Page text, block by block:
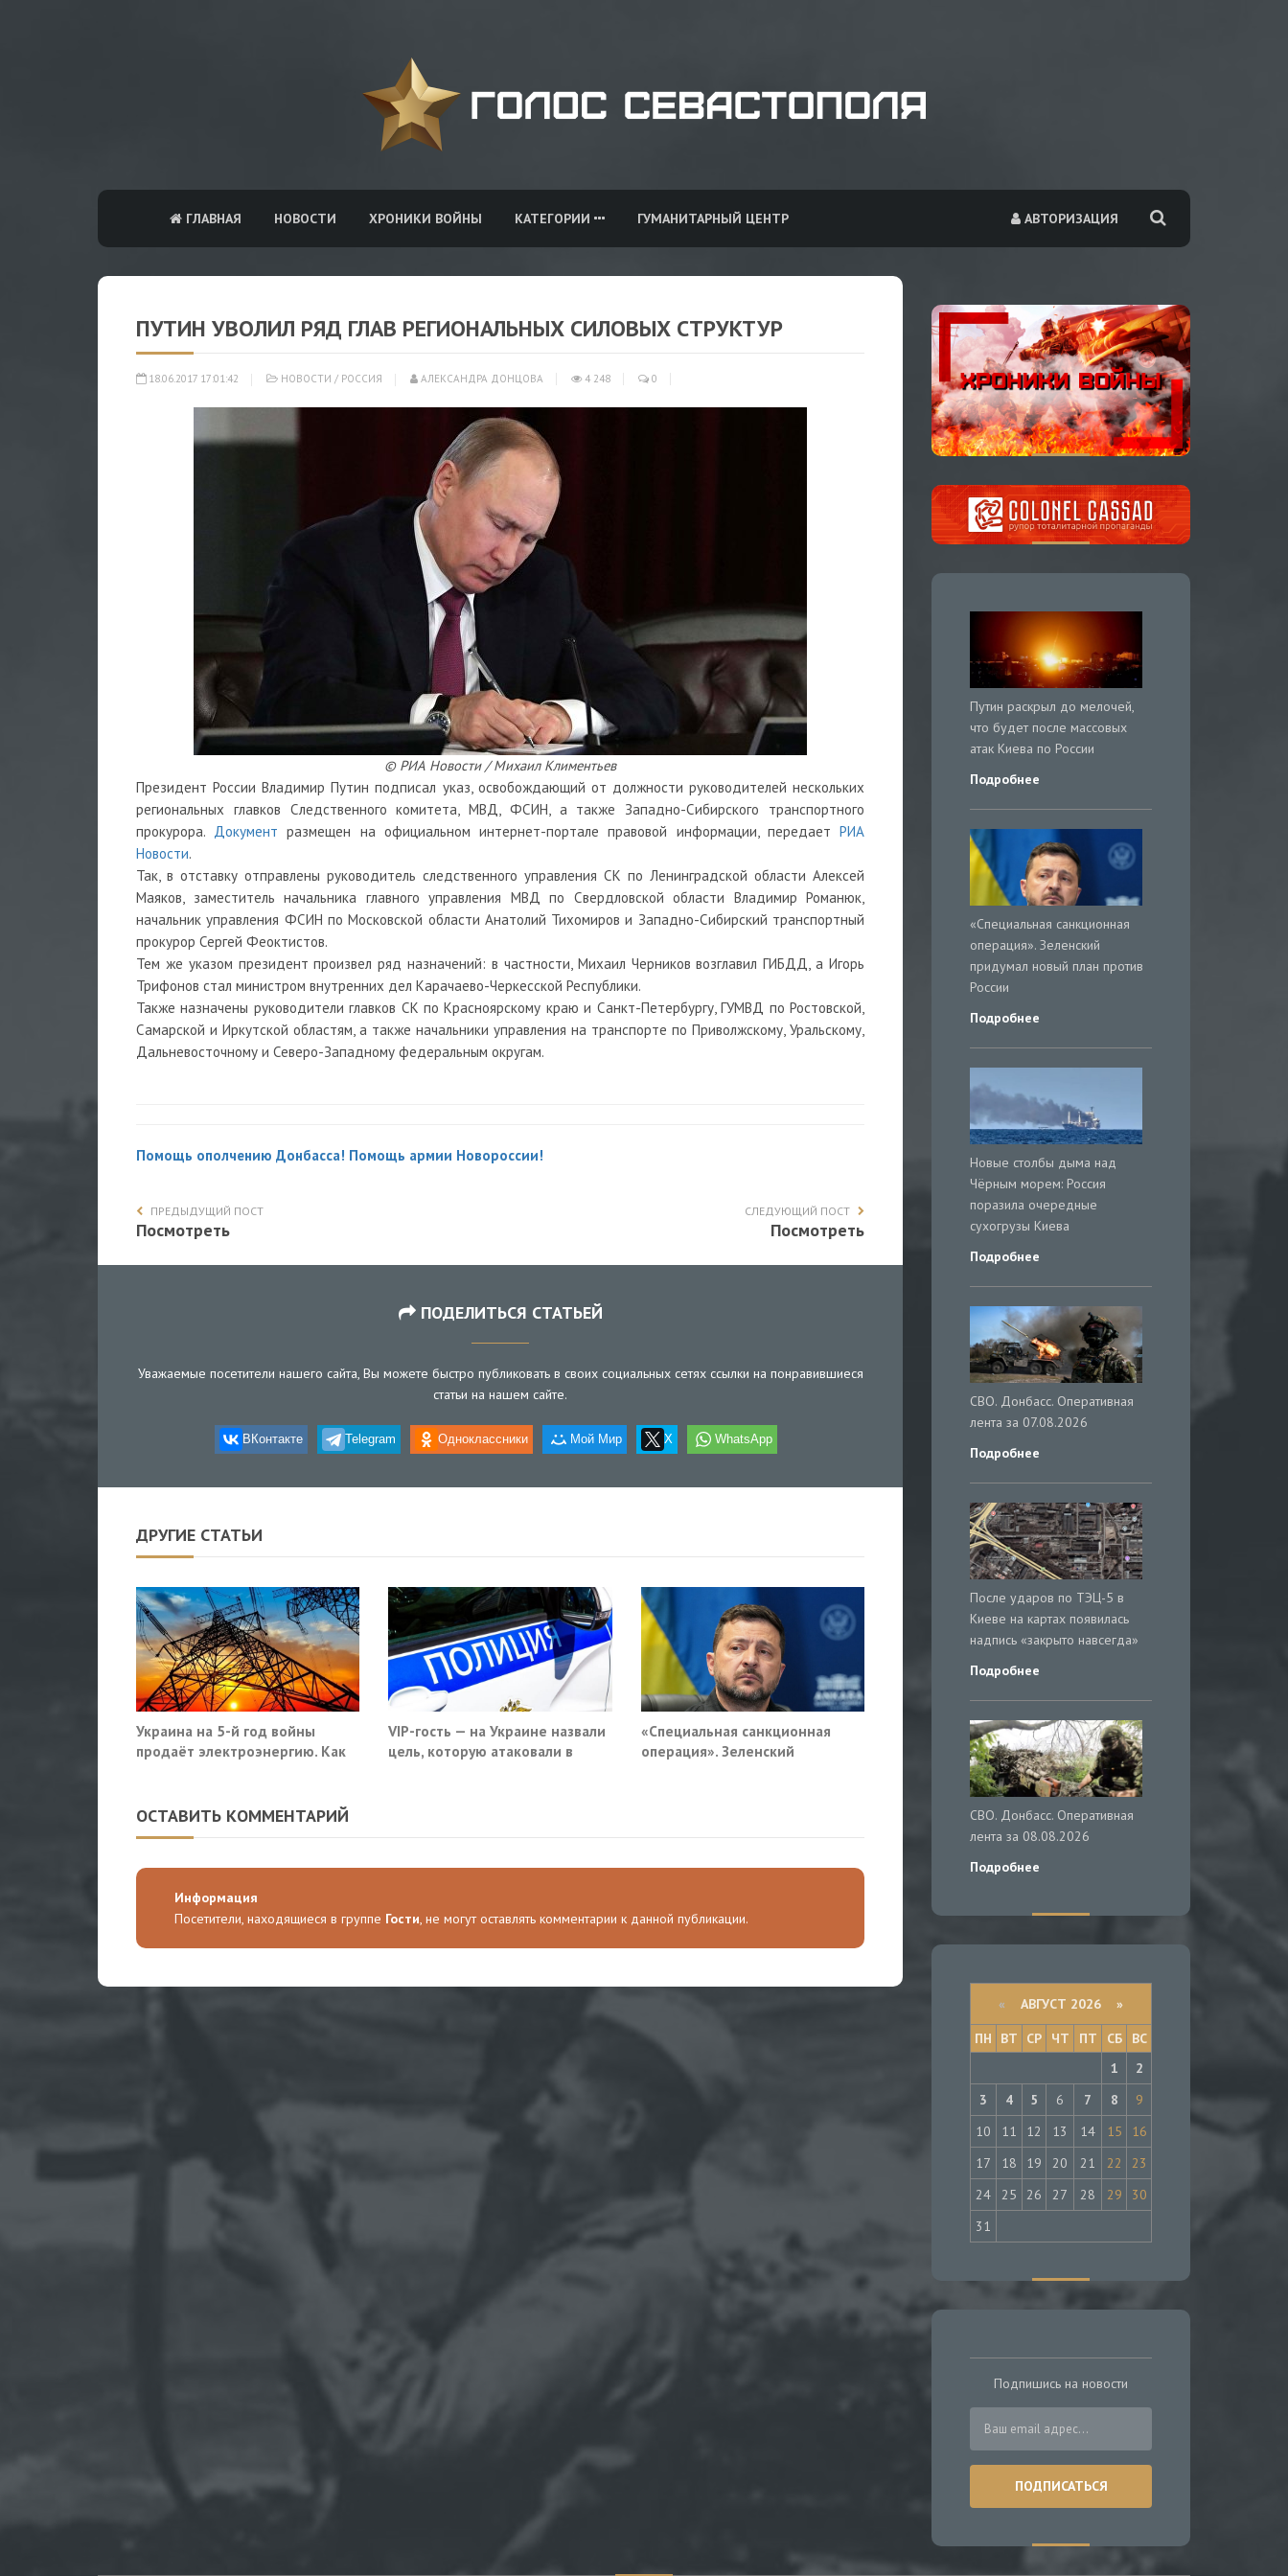
АВТОРИЗАЦИЯ
ГЛАВНАЯ НОВОСТИ ХРОНИКИ ВОЙНЫ КАТЕГОРИИ ГУМАНИТАРНЫЙ ЦЕНТР
ПУТИН УВОЛИЛ РЯД ГЛАВ РЕГИОНАЛЬНЫХ СИЛОВЫХ СТРУКТУР
18.06.2017 17:01:42 НОВОСТИ / РОССИЯ АЛЕКСАНДРА ДОНЦОВА 4 248 0
© РИА Новости / Михаил Климентьев
Президент России Владимир Путин подписал указ, освобождающий от должности руководителей нескольких
региональных главков Следственного комитета, МВД, ФСИН, а также Западно-Сибирского транспортного
прокурора. Документ размещен на официальном интернет-портале правовой информации, передаетРИА
Новости.
Так, в отставку отправлены руководитель следственного управления СК по Ленинградской области Алексей
Маяков, заместитель начальника главного управления МВД по Свердловской области Владимир Романюк,
начальник управления ФСИН по Московской области Анатолий Тихомиров и Западно-Сибирский транспортный
прокурор Сергей Феоктистов.
Тем же указом президент произвел ряд назначений: в частности, Михаил Черников возглавил ГИБДД, а Игорь
Трифонов стал министром внутренних дел Карачаево-Черкесской Республики.
Также назначены руководители главков СК по Красноярскому краю и Санкт-Петербургу, ГУМВД по Ростовской,
Самарской и Иркутской областям, а также начальники управления на транспорте по Приволжскому, Уральскому,
Дальневосточному и Северо-Западному федеральным округам.
Помощь ополчению Донбасса! Помощь армии Новороссии!
ПРЕДЫДУЩИЙ ПОСТ
Посмотреть
СЛЕДУЮЩИЙ ПОСТ
Посмотреть
ПОДЕЛИТЬСЯ СТАТЬЕЙ
Уважаемые посетители нашего сайта, Вы можете быстро публиковать в своих социальных сетях ссылки на понравившиеся
статьи на нашем сайте.
ВКонтакте Telegram Одноклассники Мой Мир X WhatsApp
ДРУГИЕ СТАТЬИ
Украина на 5-й год войны
продаёт электроэнергию. Как
VIP-гость — на Украине назвали
цель, которую атаковали в
«Специальная санкционная
операция». Зеленский
ОСТАВИТЬ КОММЕНТАРИЙ
Информация
Посетители, находящиеся в группе Гости, не могут оставлять комментарии к данной публикации.
Путин раскрыл до мелочей,
что будет после массовых
атак Киева по России
Подробнее
«Специальная санкционная
операция». Зеленский
придумал новый план против
России
Подробнее
Новые столбы дыма над
Чёрным морем: Россия
поразила очередные
сухогрузы Киева
Подробнее
СВО. Донбасс. Оперативная
лента за 07.08.2026
Подробнее
После ударов по ТЭЦ-5 в
Киеве на картах появилась
надпись «закрыто навсегда»
Подробнее
СВО. Донбасс. Оперативная
лента за 08.08.2026
Подробнее
« АВГУСТ 2026 »
ПН
ВТ СР ЧТ ПТ СБ
ВС
1
2
3
4 5 6 7 8
9
10
11 12 13 14 15
16
17
18 19 20 21 22
23
24
25 26 27 28 29
30
31
Подпишись на новости